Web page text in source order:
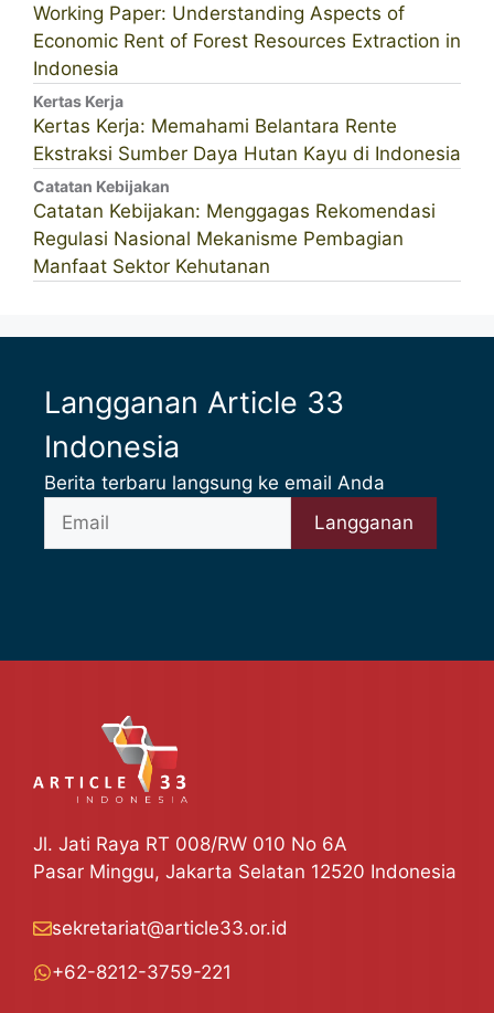
Working Paper: Understanding Aspects of
Economic Rent of Forest Resources Extraction in
Indonesia
Kertas Kerja
Kertas Kerja: Memahami Belantara Rente
Ekstraksi Sumber Daya Hutan Kayu di Indonesia
Catatan Kebijakan
Catatan Kebijakan: Menggagas Rekomendasi
Regulasi Nasional Mekanisme Pembagian
Manfaat Sektor Kehutanan
Langganan Article 33
Indonesia
Berita terbaru langsung ke email Anda
Jl. Jati Raya RT 008/RW 010 No 6A
Pasar Minggu, Jakarta Selatan 12520 Indonesia
sekretariat@article33.or.id
+62-8212-3759-221